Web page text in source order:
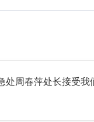
周春萍处长接受